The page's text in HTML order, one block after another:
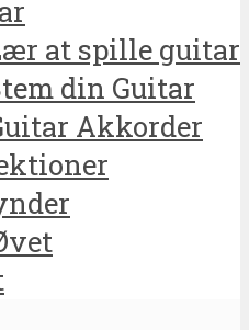
at spille guitar
din Guitar
Akkorder